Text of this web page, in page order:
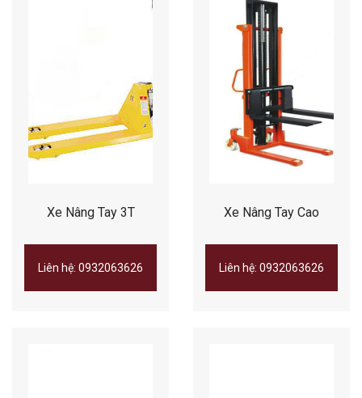
Xe Nâng Tay 3T
Liên hệ: 0932063626
Xe Nâng Tay Cao
Liên hệ: 0932063626